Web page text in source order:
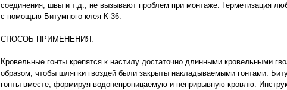
соединения, швы и т.д., не вызывают проблем при монтаже. Герметизация
с помощью Битумного клея К-36.
СПОСОБ ПРИМЕНЕНИЯ:
Кровельные гонты крепятся к настилу достаточно длинными кровельными
образом, чтобы шляпки гвоздей были закрыты накладываемыми гонтами.
гонты вместе, формируя водонепроницаемую и неприрывную кровлю.